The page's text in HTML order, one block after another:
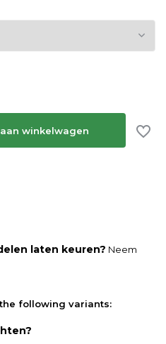
winkelwagen
laten keuren? Neem
following variants: